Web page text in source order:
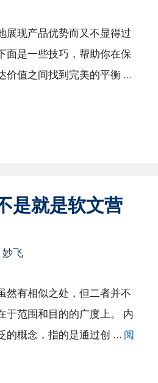
展现产品优势而又不显得过
面是一些技巧，帮助你在保
价值之间找到完美的平衡 …
是就是软文营
妙飞
然有相似之处，但二者并不
于范围和目的的广度上。 内
的概念，指的是通过创 … 阅